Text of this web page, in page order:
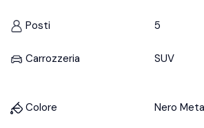
Posti 5
Carrozzeria SUV
Colore Nero